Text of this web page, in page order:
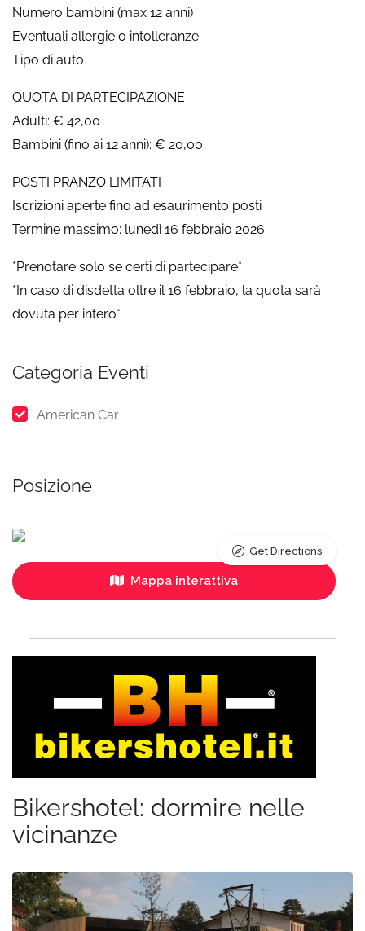
Numero bambini (max 12 anni)
Eventuali allergie o intolleranze
Tipo di auto
QUOTA DI PARTECIPAZIONE
Adulti: € 42,00
Bambini (fino ai 12 anni): € 20,00
POSTI PRANZO LIMITATI
Iscrizioni aperte fino ad esaurimento posti
Termine massimo: lunedì 16 febbraio 2026
*Prenotare solo se certi di partecipare*
*In caso di disdetta oltre il 16 febbraio, la quota sarà
dovuta per intero*
Categoria Eventi
American Car
Posizione
Mappa interattiva
Get Directions
Bikershotel: dormire nelle
vicinanze